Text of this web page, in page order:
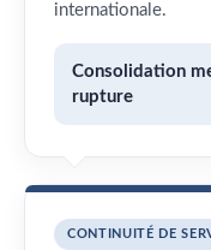
internationale.
Consolidation
rupture
CONTINUITÉ DE